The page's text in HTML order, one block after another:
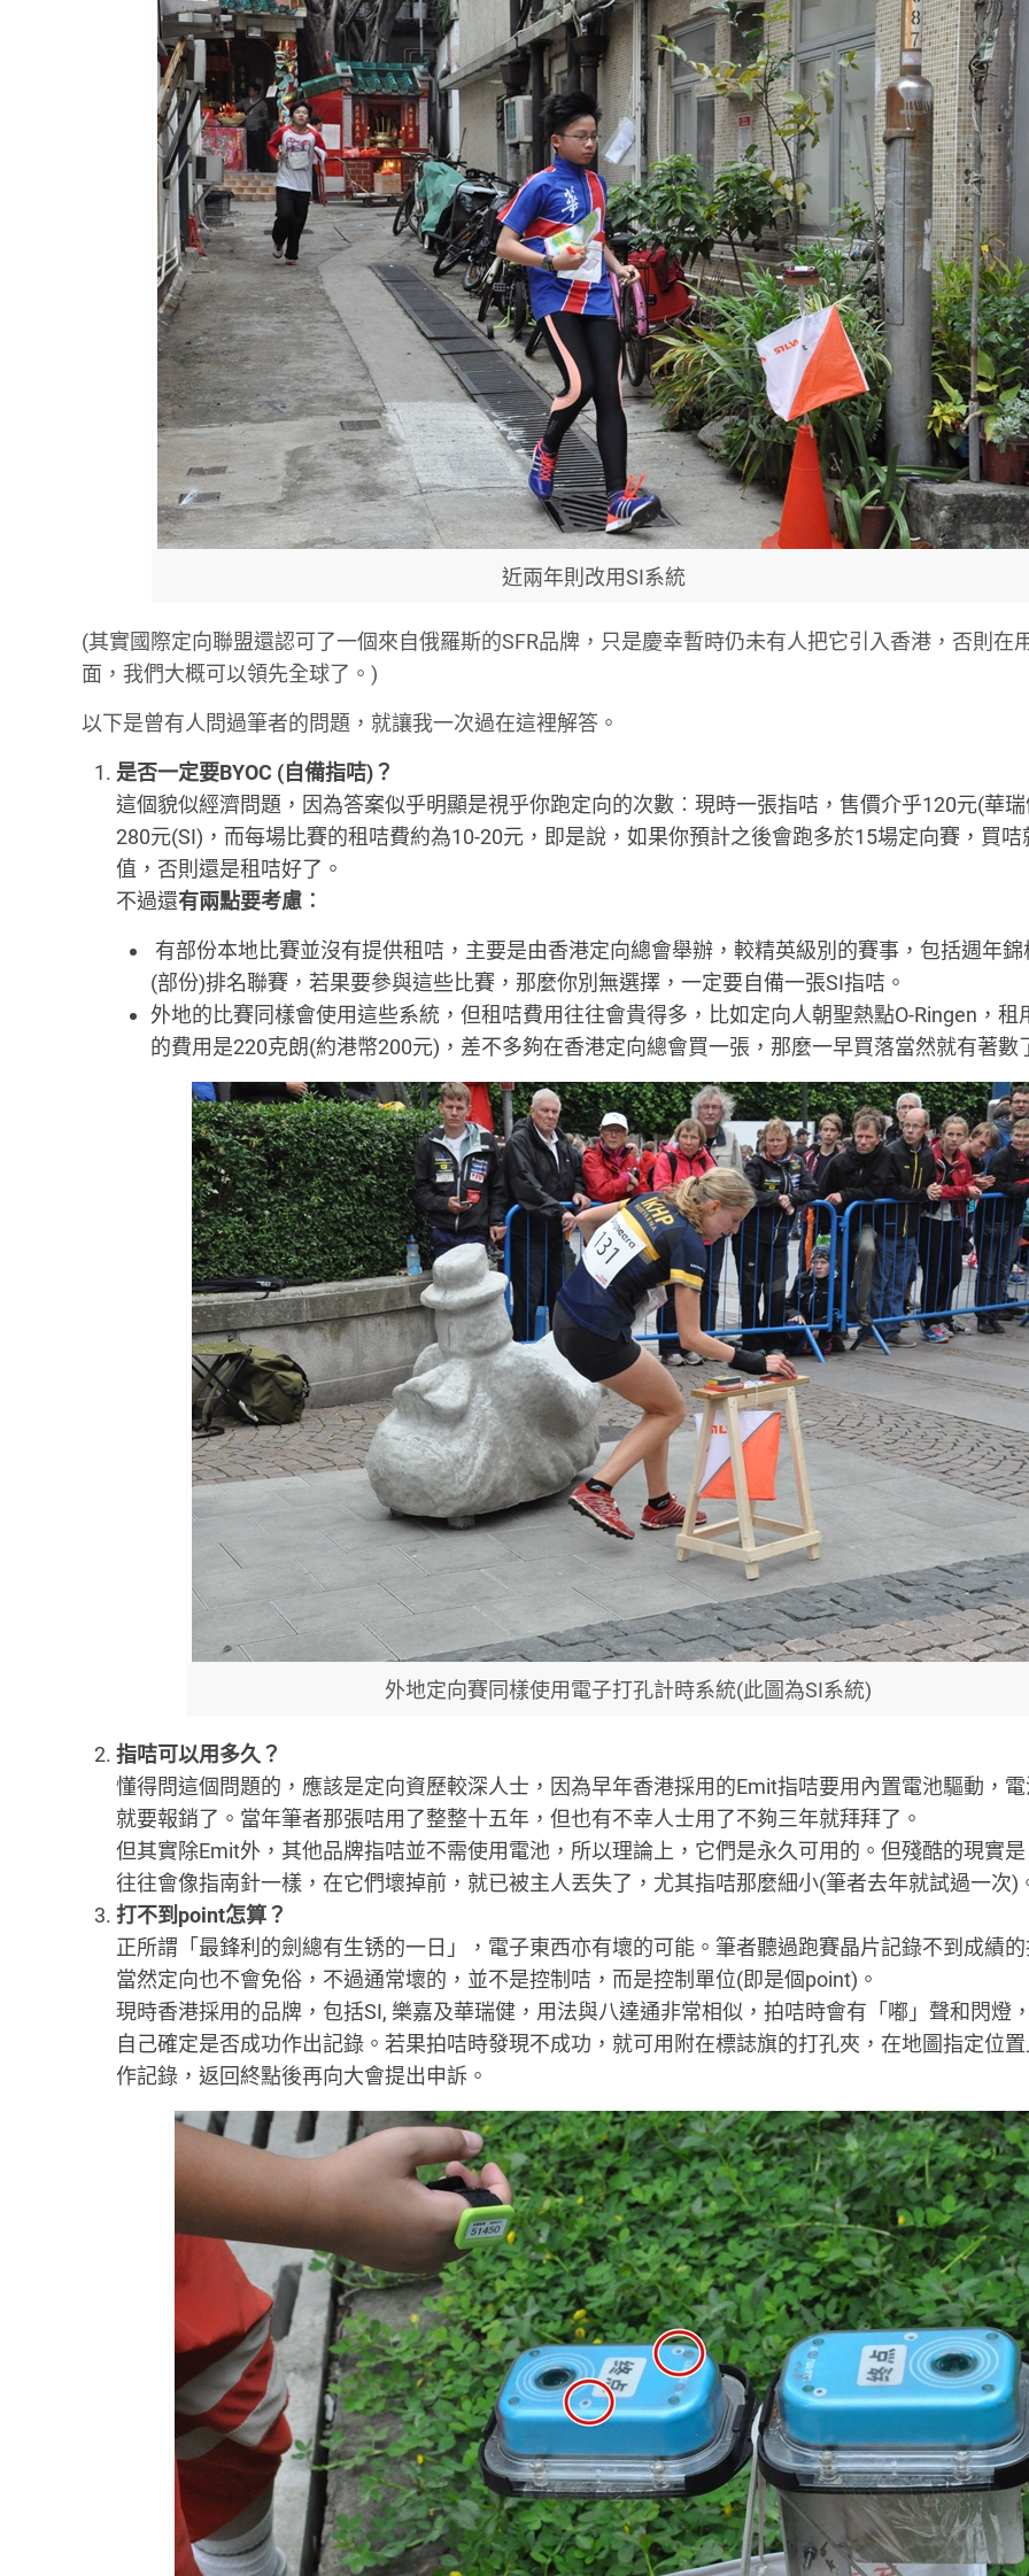
近兩年則改用SI系統
(其實國際定向聯盟還認可了一個來自俄羅斯的SFR品牌，只是慶幸暫時仍未有人把它引入香港，否則在
面，我們大概可以領先全球了。)
以下是曾有人問過筆者的問題，就讓我一次過在這裡解答。
是否一定要BYOC (自備指咭)？
這個貌似經濟問題，因為答案似乎明顯是視乎你跑定向的次數︰現時一張指咭，售價介乎120元(華
280元(SI)，而每場比賽的租咭費約為10-20元，即是說，如果你預計之後會跑多於15場定向賽，買咭
值，否則還是租咭好了。
不過還有兩點要考慮︰
有部份本地比賽並沒有提供租咭，主要是由香港定向總會舉辦，較精英級別的賽事，包括週年錦
(部份)排名聯賽，若果要參與這些比賽，那麼你別無選擇，一定要自備一張SI指咭。
外地的比賽同樣會使用這些系統，但租咭費用往往會貴得多，比如定向人朝聖熱點O-Ringen，租
的費用是220克朗(約港幣200元)，差不多夠在香港定向總會買一張，那麼一早買落當然就有著數
外地定向賽同樣使用電子打孔計時系統(此圖為SI系統)
指咭可以用多久？
懂得問這個問題的，應該是定向資歷較深人士，因為早年香港採用的Emit指咭要用內置電池驅動，
就要報銷了。當年筆者那張咭用了整整十五年，但也有不幸人士用了不夠三年就拜拜了。
但其實除Emit外，其他品牌指咭並不需使用電池，所以理論上，它們是永久可用的。但殘酷的現實
往往會像指南針一樣，在它們壞掉前，就已被主人丟失了，尤其指咭那麼細小(筆者去年就試過一次)
打不到point怎算？
正所謂「最鋒利的劍總有生锈的一日」，電子東西亦有壞的可能。筆者聽過跑賽晶片記錄不到成績
當然定向也不會免俗，不過通常壞的，並不是控制咭，而是控制單位(即是個point)。
現時香港採用的品牌，包括SI, 樂嘉及華瑞健，用法與八達通非常相似，拍咭時會有「嘟」聲和閃燈
自己確定是否成功作出記錄。若果拍咭時發現不成功，就可用附在標誌旗的打孔夾，在地圖指定位
作記錄，返回終點後再向大會提出申訴。